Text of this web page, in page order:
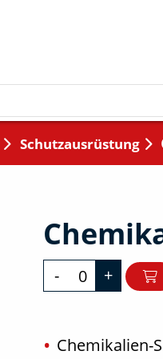
Schutzausrüstung
- +
Chemikalien-